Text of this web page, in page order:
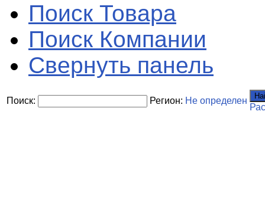
Поиск Товара
Поиск Компании
Свернуть панель
Поиск: Регион: Не определен